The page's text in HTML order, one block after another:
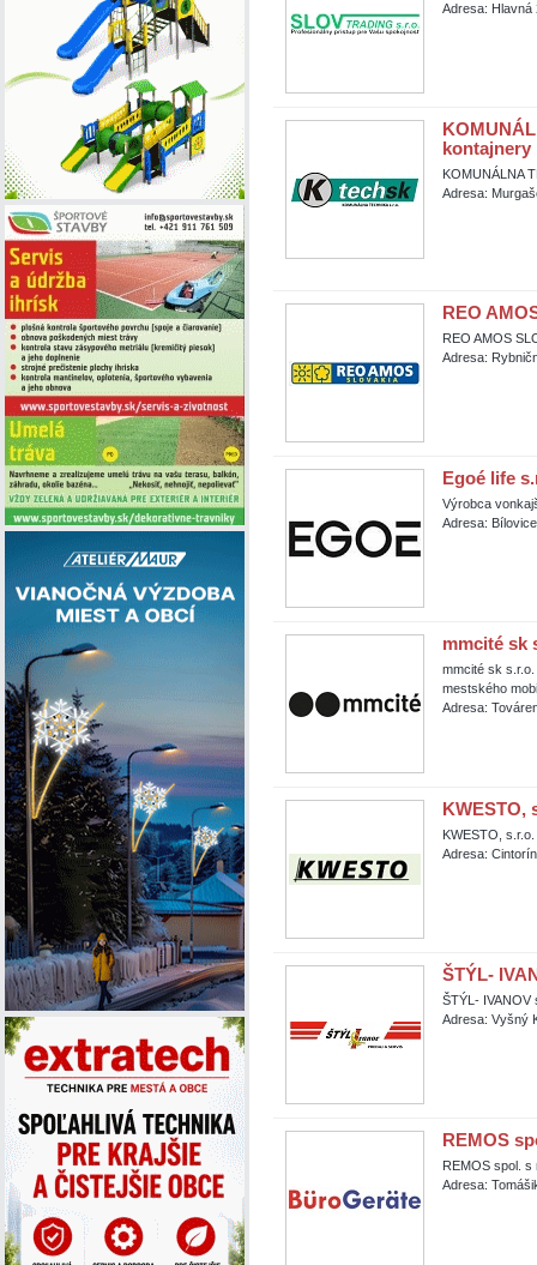
Adresa: Hlavná
kontajnery
KOMUNÁLNA
Adresa:
REO
REO AMOS
Adresa:
Egoé life
Výrobca
Adresa:
mmcité sk
mmcité sk
mestského
Adresa:
KWESTO,
KWESTO, s.r.o.
Adresa:
ŠTÝL-
ŠTÝL- IVANOV
Adresa: Vyšný
REMOS
REMOS spol. s
Adresa: